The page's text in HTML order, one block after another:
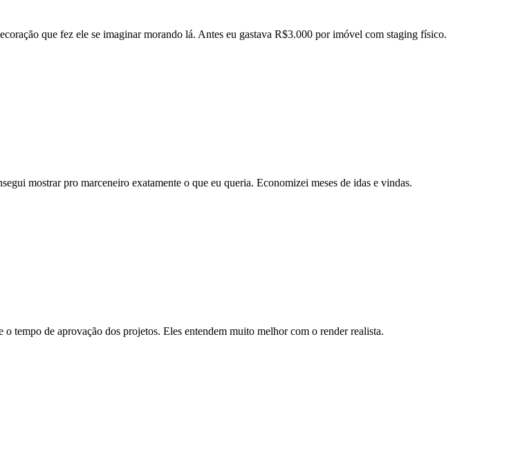
que fez ele se imaginar morando lá. Antes eu gastava R$3.000 por imóvel com staging físico.
mostrar pro marceneiro exatamente o que eu queria. Economizei meses de idas e vindas.
tempo de aprovação dos projetos. Eles entendem muito melhor com o render realista.